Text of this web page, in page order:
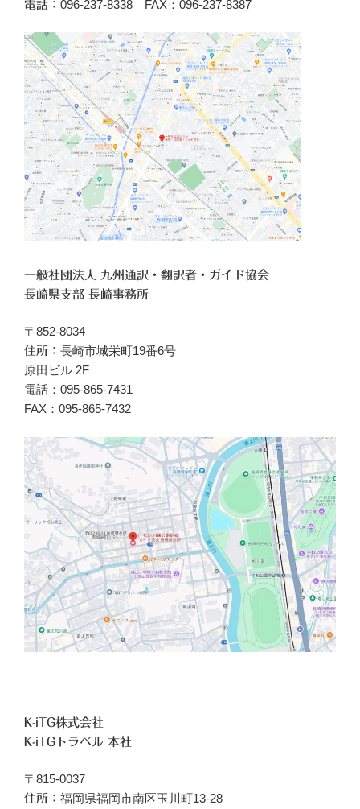
電話： 096‐237-8338 FAX：096-237-8387
一般社団法人 九州通訳・翻訳者・ガイド協会
長崎県支部 長崎事務所
〒852-8034
住所： 長崎市城栄町19番6号
原田ビル 2F
電話：095-865-7431
FAX：095-865-7432
K-iTG株式会社
K-iTGトラベル 本社
〒815-0037
住所： 福岡県福岡市南区玉川町13-28